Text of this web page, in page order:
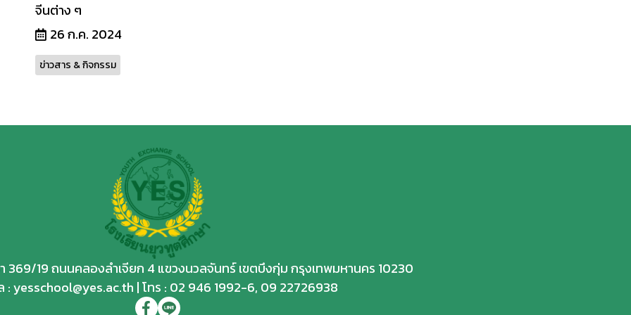
จีนต่าง ๆ
26 ก.ค. 2024
ข่าวสาร & กิจกรรม
369/19 ถนนคลองลำเจียก 4 แขวงนวลจันทร์ เขตบึงกุ่ม กรุงเทพมหานคร 10230
: yesschool@yes.ac.th | โทร : 02 946 1992-6, 09 22726938